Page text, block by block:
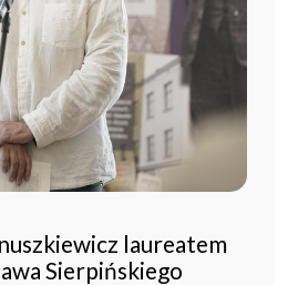
laureatem
Sierpińskiego